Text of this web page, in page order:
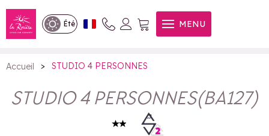
Été MENU
STUDIO 4 PERSONNES
Accueil > STUDIO 4 PERSONNES
STUDIO 4 PERSONNES(BA127)